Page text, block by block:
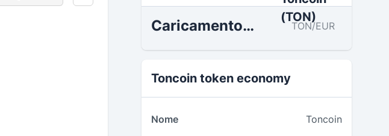
Caricamento… TON/EUR
Toncoin token economy
Nome Toncoin